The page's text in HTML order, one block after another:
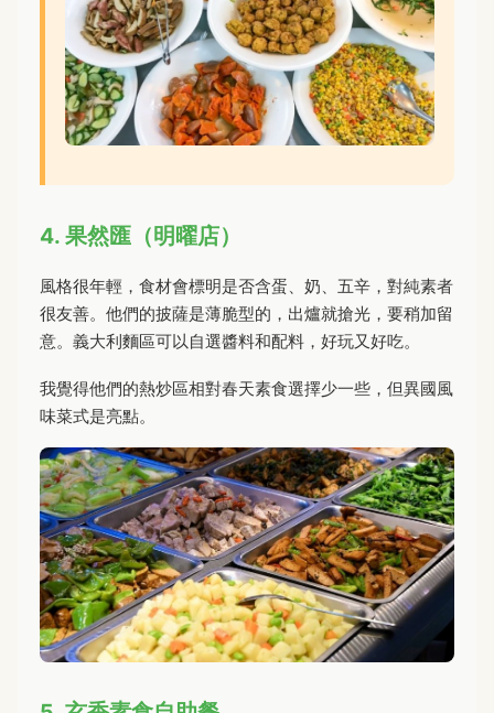
4. 果然匯（明曜店）
風格很年輕，食材會標明是否含蛋、奶、五辛，對純素者
很友善。他們的披薩是薄脆型的，出爐就搶光，要稍加留
意。義大利麵區可以自選醬料和配料，好玩又好吃。
我覺得他們的熱炒區相對春天素食選擇少一些，但異國風
味菜式是亮點。